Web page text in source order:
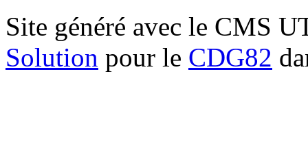
Site généré avec le CMS
Solution pour le CDG82